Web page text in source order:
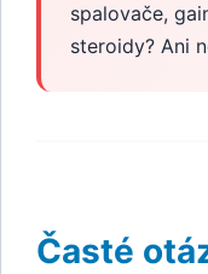
spalovače,
steroidy? Ani
Časté